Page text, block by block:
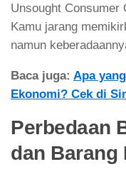
Unsought Consumer
Kamu jarang
namun
Baca juga: Apa
Ekonomi? Cek di
Perbedaan
dan Barang